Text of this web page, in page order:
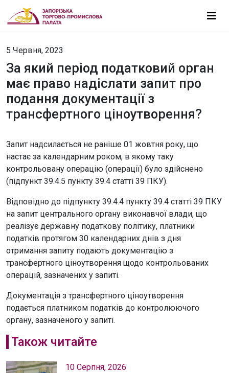
5 Червня, 2023
За який період податковий орган
має право надіслати запит про
подання документації з
трансфертного ціноутворення?
Запит надсилається не раніше 01 жовтня року, що
настає за календарним роком, в якому таку
контрольовану операцію (операції) було здійснено
(підпункт 39.4.5 пункту 39.4 статті 39 ПКУ).
Відповідно до підпункту 39.4.4 пункту 39.4 статті 39 ПКУ
на запит центрального органу виконавчої влади, що
реалізує державну податкову політику, платники
податків протягом 30 календарних днів з дня
отримання запиту подають документацію з
трансфертного ціноутворення щодо контрольованих
операцій, зазначених у запиті.
Документація з трансфертного ціноутворення
подається платником податків до контролюючого
органу, зазначеного у запиті.
Також читайте
10 Серпня, 2026